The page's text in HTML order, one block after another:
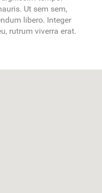
Ut sem sem,
libero. Integer
rutrum viverra erat.